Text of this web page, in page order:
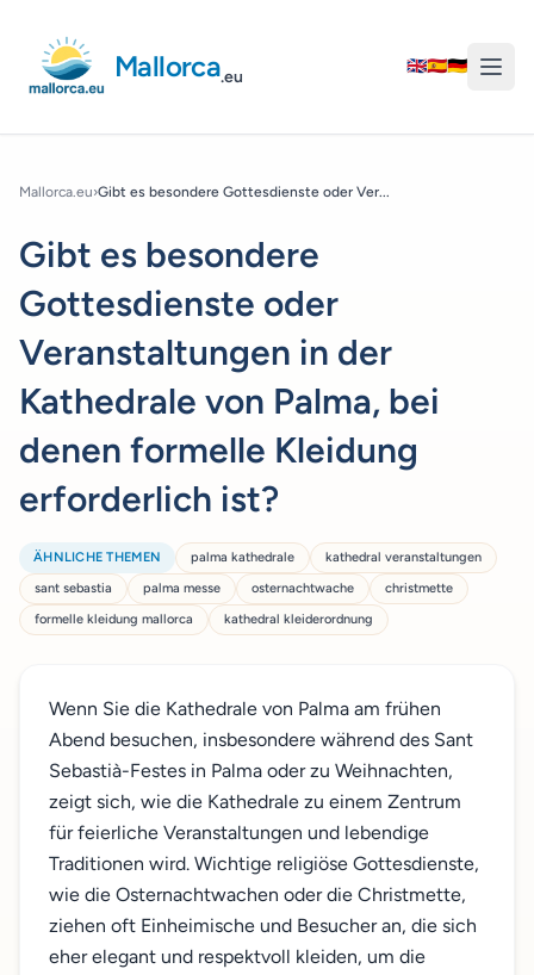
Mallorca.eu
🇬🇧🇪🇸🇩🇪
Mallorca.eu›Gibt es besondere Gottesdienste oder Ver...
Gibt es besondere
Gottesdienste oder
Veranstaltungen in der
Kathedrale von Palma, bei
denen formelle Kleidung
erforderlich ist?
ÄHNLICHE THEMEN palma kathedrale
kathedral veranstaltungen
sant sebastia
palma messe osternachtwache
christmette
formelle kleidung mallorca
kathedral kleiderordnung
Wenn Sie die Kathedrale von Palma am frühen
Abend besuchen, insbesondere während des Sant
Sebastià-Festes in Palma oder zu Weihnachten,
zeigt sich, wie die Kathedrale zu einem Zentrum
für feierliche Veranstaltungen und lebendige
Traditionen wird. Wichtige religiöse Gottesdienste,
wie die Osternachtwachen oder die Christmette,
ziehen oft Einheimische und Besucher an, die sich
eher elegant und respektvoll kleiden, um die